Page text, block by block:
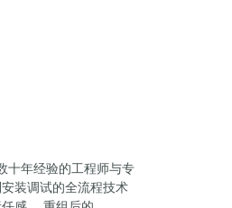
十年经验的工程师与专
装调试的全流程技术